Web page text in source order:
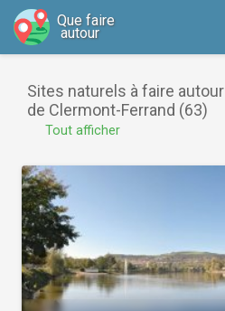
Que faire
autour
Sites naturels à faire autour
de Clermont-Ferrand (63)
Tout afficher